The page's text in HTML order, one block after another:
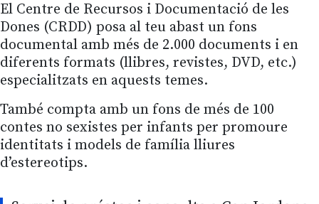
El Centre de Recursos i Documentació de les
Dones (CRDD) posa al teu abast un fons
documental amb més de 2.000 documents i en
diferents formats (llibres, revistes, DVD, etc.)
especialitzats en aquests temes.
També compta amb un fons de més de 100
contes no sexistes per infants per promoure
identitats i models de família lliures
d’estereotips.